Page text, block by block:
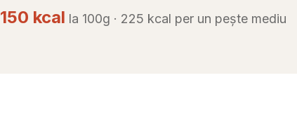
150 kcal la 100g · 225 kcal per un pește mediu